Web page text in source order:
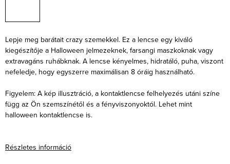
Lepje meg barátait crazy szemekkel. Ez a lencse egy kiváló
kiegészítője a Halloween jelmezeknek, farsangi maszkoknak vagy
extravagáns ruhábknak. A lencse kényelmes, hidratáló, puha, viszont
nefeledje, hogy egyszerre maximálisan 8 óráig használható.
Figyelem: A kép illusztráció, a kontaktlencse felhelyezés utáni színe
függ az Ön szemszínétől és a fényviszonyoktól. Lehet mint
halloween kontaktlencse is.
Részletes információ